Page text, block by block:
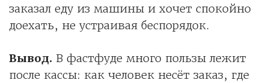
заказал еду из машины и хочет спокойно
доехать, не устраивая беспорядок.
Вывод. В фастфуде много пользы лежит
после кассы: как человек несёт заказ, где